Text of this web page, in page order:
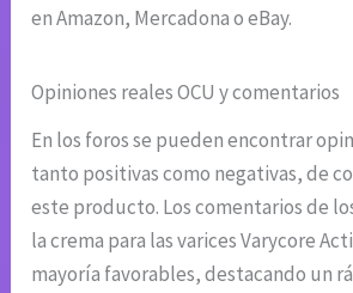
en Amazon, Mercadona o eBay.
Opiniones reales OCU y comentarios
En los foros se pueden encontrar
tanto positivas como negativas, de
este producto. Los comentarios de
la crema para las varices Varycore
mayoría favorables, destacando un